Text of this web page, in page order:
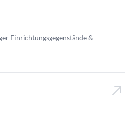
Einrichtungsgegenstände &